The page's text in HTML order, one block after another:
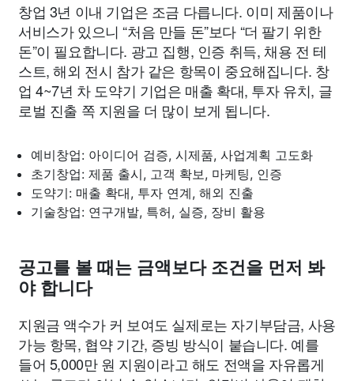
창업 3년 이내 기업은 조금 다릅니다. 이미 제품이나
서비스가 있으니 “처음 만들 돈”보다 “더 팔기 위한
돈”이 필요합니다. 광고 집행, 인증 취득, 채용 전 테
스트, 해외 전시 참가 같은 항목이 중요해집니다. 창
업 4~7년 차 도약기 기업은 매출 확대, 투자 유치, 글
로벌 진출 쪽 지원을 더 많이 보게 됩니다.
예비창업: 아이디어 검증, 시제품, 사업계획 고도화
초기창업: 제품 출시, 고객 확보, 마케팅, 인증
도약기: 매출 확대, 투자 연계, 해외 진출
기술창업: 연구개발, 특허, 실증, 장비 활용
공고를 볼 때는 금액보다 조건을 먼저 봐
야 합니다
지원금 액수가 커 보여도 실제로는 자기부담금, 사용
가능 항목, 협약 기간, 증빙 방식이 붙습니다. 예를
들어 5,000만 원 지원이라고 해도 전액을 자유롭게